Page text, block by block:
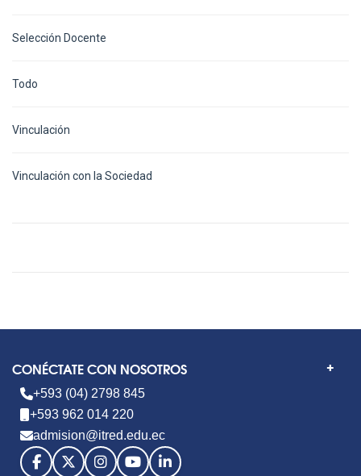
Selección Docente
Todo
Vinculación
Vinculación con la Sociedad
CONÉCTATE CON NOSOTROS
+593 (04) 2798 845
+593 962 014 220
admision@itred.edu.ec